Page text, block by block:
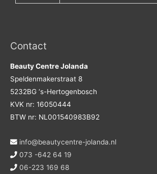
Contact
Beauty Centre Jolanda
Speldenmakerstraat 8
5232BG ‘s-Hertogenbosch
KVK nr: 16050444
BTW nr: NL001540983B92
info@beautycentre-jolanda.nl
073 -642 64 19
06-223 169 68